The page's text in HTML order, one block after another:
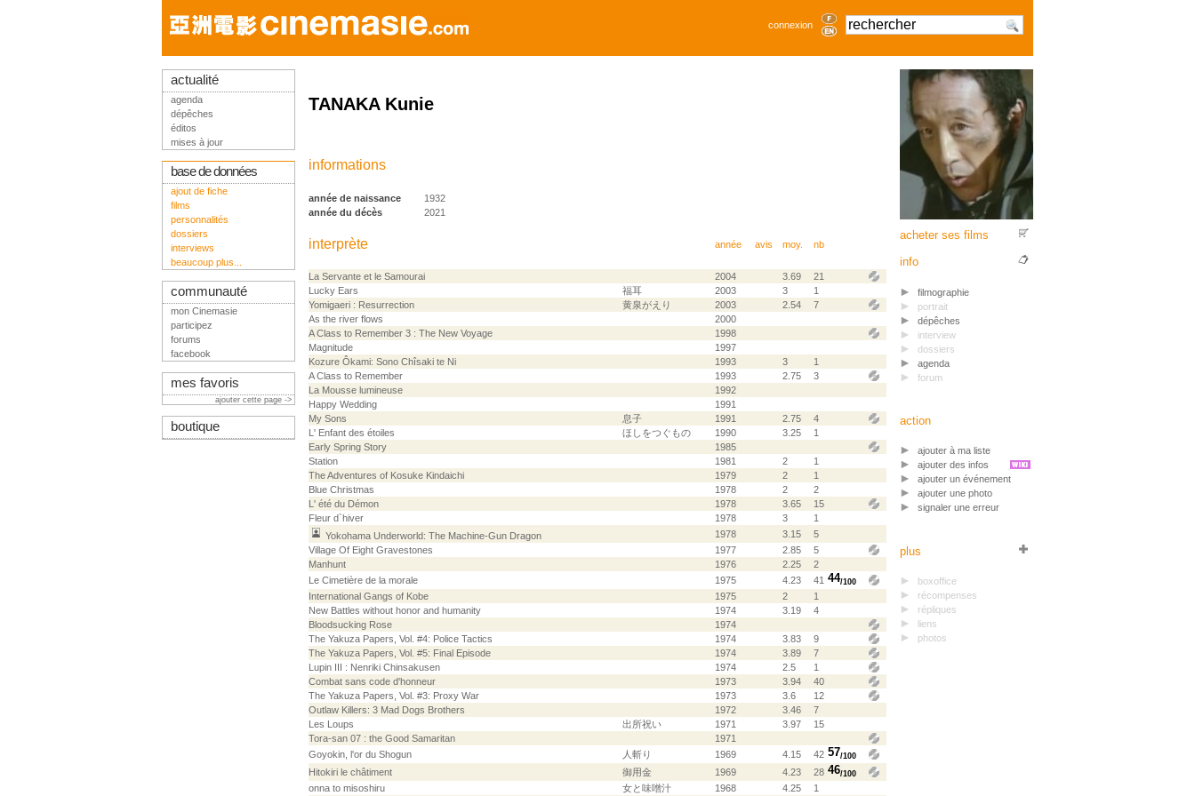
connexion
TANAKA Kunie
informations
année de naissance
1932
année du décès
2021
interprète année avis moy. nb
La Servante et le Samourai 2004 3.69
21
Lucky Ears
福耳 2003 3
1
Yomigaeri : Resurrection
黄泉がえり 2003 2.54
7
As the river flows
2000
A Class to Remember 3 : The New Voyage
1998
Magnitude
1997
Kozure Ôkami: Sono Chîsaki te Ni
1993 3
1
A Class to Remember
1993 2.75
3
La Mousse lumineuse
1992
Happy Wedding
1991
My Sons
息子 1991 2.75
4
L' Enfant des étoiles
ほしをつぐもの 1990 3.25
1
Early Spring Story
1985
Station
1981 2
1
The Adventures of Kosuke Kindaichi
1979 2
1
Blue Christmas
1978 2
2
L' été du Démon
1978 3.65
15
Fleur d`hiver
1978 3
1
Yokohama Underworld: The Machine-Gun Dragon
1978 3.15
5
Village Of Eight Gravestones
1977 2.85
5
Manhunt
1976 2.25
2
Le Cimetière de la morale
1975 4.23 41 44/100
International Gangs of Kobe 1975 2
1
New Battles without honor and humanity
1974 3.19
4
Bloodsucking Rose
1974
The Yakuza Papers, Vol. #4: Police Tactics
1974 3.83
9
The Yakuza Papers, Vol. #5: Final Episode
1974 3.89
7
Lupin III : Nenriki Chinsakusen
1974 2.5
1
Combat sans code d'honneur
1973 3.94
40
The Yakuza Papers, Vol. #3: Proxy War
1973 3.6
12
Outlaw Killers: 3 Mad Dogs Brothers
1972 3.46
7
Les Loups
出所祝い 1971 3.97
15
Tora-san 07 : the Good Samaritan
1971
Goyokin, l'or du Shogun
人斬り 1969 4.15 42 57/100
Hitokiri le châtiment 御用金 1969 4.23 28 46/100
onna to misoshiru 女と味噌汁 1968 4.25 1
acheter ses films
info
filmographie
portrait
dépêches
interview
dossiers
agenda
forum
action
ajouter à ma liste
ajouter des infos
ajouter un événement
ajouter une photo
signaler une erreur
plus
boxoffice
récompenses
répliques
liens
photos
actualité
agenda
dépêches
éditos
mises à jour
base de données
ajout de fiche
films
personnalités
dossiers
interviews
beaucoup plus...
communauté
mon Cinemasie
participez
forums
facebook
mes favoris
ajouter cette page ->
boutique